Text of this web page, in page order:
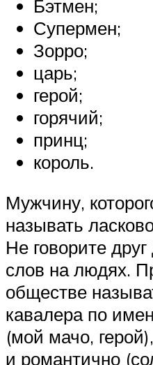
Бэтмен;
Супермен;
Зорро;
царь;
герой;
горячий;
принц;
король.
Мужчину,
называть
Не говорите
слов на людях.
обществе
кавалера по
(мой мачо,
и романтично